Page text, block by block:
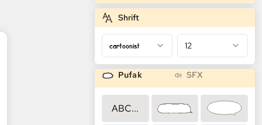
Shrift
cartoonist 12
Pufak SFX
ABC...